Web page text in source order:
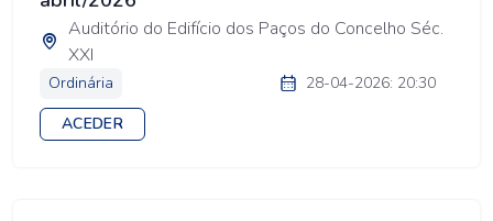
Auditório do Edifício dos Paços do Concelho Séc.
XXI
Ordinária
28-04-2026: 20:30
ACEDER